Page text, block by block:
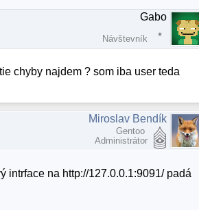
Gabo
Návštevník
chyby najdem ? som iba user teda
Miroslav Bendík
Gentoo
Administrátor
intrface na http://127.0.0.1:9091/ padá